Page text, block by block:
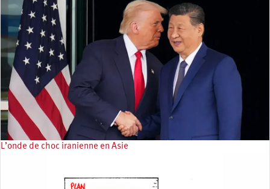
L’onde de choc iranienne en Asie